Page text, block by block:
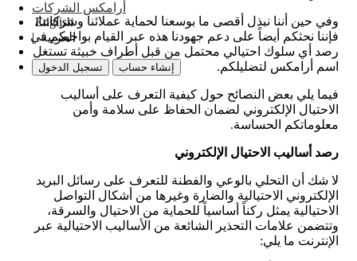
أرامكس الشركات
English
| العربية
تسجيل الدخول إنشاء حساب
وفي حين أننا نبذل أقصى ما بوسعنا لحماية عملائنا وشركائنا،
فإننا نحثكم أيضاً على دعم جهودنا هذه عبر القيام بواجبكم في
رصد أي سلوك احتيالي محتمل من قبل أطراف خبيثة تستغل
اسم أرامكس لتضليلكم.
فيما يلي بعض النصائح حول كيفية التعرف على أساليب
الاحتيال الإلكتروني لضمان الحفاظ على سلامة وأمن
معلوماتكم الحساسة.
رصد أساليب الاحتيال الإلكتروني
لا شك أن التحلي بالوعي والفطنة للتعرف على رسائل البريد
الإلكتروني الاحتيالية والضارة وغيرها من أشكال التواصل
الاحتيالية يمثل ركناً أساسياً للحماية من الاحتيال والسرقة،
وتتضمن علامات التحذير الشائعة من الأساليب الاحتيالية عبر
الإنترنت ما يلي: